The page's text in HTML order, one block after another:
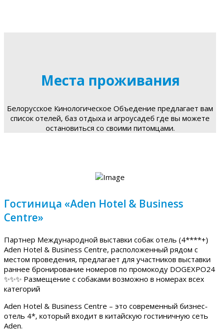
Места проживания
Белорусское Кинологическое Объедение предлагает вам
список отелей, баз отдыха и агроусадеб где вы можете
остановиться со своими питомцами.
Гостиница «Aden Hotel & Business
Centre»
Партнер Международной выставки собак отель (4****+)
Aden Hotel & Business Centre, расположенный рядом с
местом проведения, предлагает для участников выставки
раннее бронирование номеров по промокоду DOGEXPO24
✨✨✨ Размещение с собаками возможно в номерах всех
категорий
Aden Hotel & Business Centre – это современный бизнес-
отель 4*, который входит в китайскую гостиничную сеть
Aden.